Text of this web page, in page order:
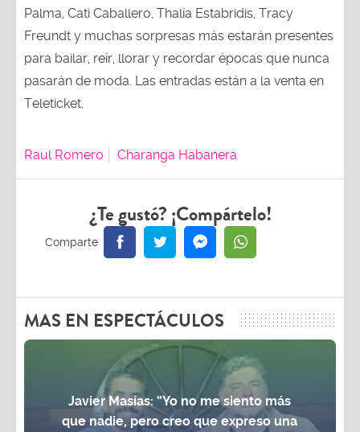
Palma, Cati Caballero, Thalía Estabridis, Tracy
Freundt y muchas sorpresas más estarán presentes
para bailar, reír, llorar y recordar épocas que nunca
pasarán de moda. Las entradas están a la venta en
Teleticket.
Raul Romero Charanga Habanera
¿Te gustó? ¡Compártelo!
MAS EN ESPECTÁCULOS
Javier Masías: “Yo no me siento más
que nadie, pero creo que expreso una